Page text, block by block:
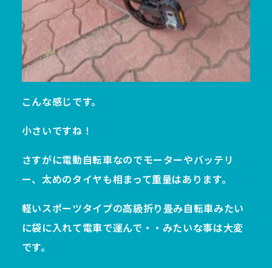
こんな感じです。
小さいですね！
さすがに電動自転車なのでモーターやバッテリ
ー、太めのタイヤも相まって重量はあります。
軽いスポーツタイプの高級折り畳み自転車みたい
に袋に入れて電車で運んで・・みたいな事は大変
です。